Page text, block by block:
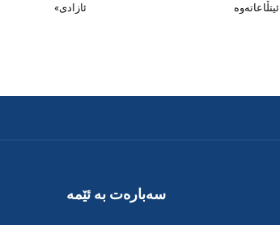
ئیتڵاعاتەوە
ئازادی»
سەبارەت بە ئێمە